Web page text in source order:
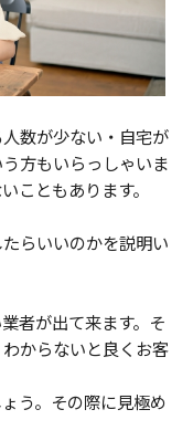
数が少ない・自宅が
方もいらっしゃいま
こともあります。
らいいのかを説明い
者が出て来ます。そ
からないと良くお客
う。その際に見極め